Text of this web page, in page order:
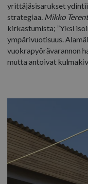
yrittäjäsisarukset
strategiaa. Mikko
kirkastumista; ”Yksi
ympärivuotisuus.
vuokrapyörävarannon
mutta antoivat